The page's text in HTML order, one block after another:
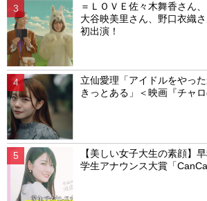
＝ＬＯＶＥ佐々木舞香さん
大谷映美里さん、野口衣織
初出演！
立仙愛理「アイドルをやっ
きっとある」＜映画『チャ
【美しい女子大生の素顔】
学生アナウンス大賞「